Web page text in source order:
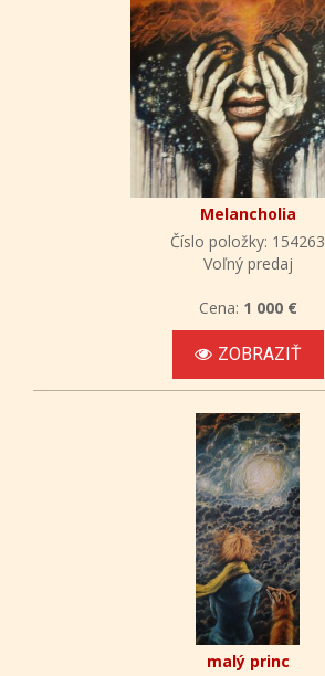
Melancholia
Číslo položky: 154263
Voľný predaj
Cena: 1 000 €
ZOBRAZIŤ
malý princ